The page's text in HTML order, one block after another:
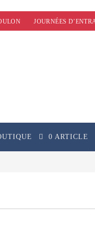
JOURNÉES
0 ARTICLE